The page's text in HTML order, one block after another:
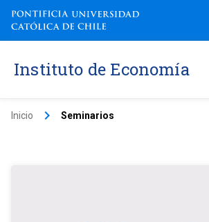
Instituto de Economía
Inicio keyboard_arrow_right Seminarios